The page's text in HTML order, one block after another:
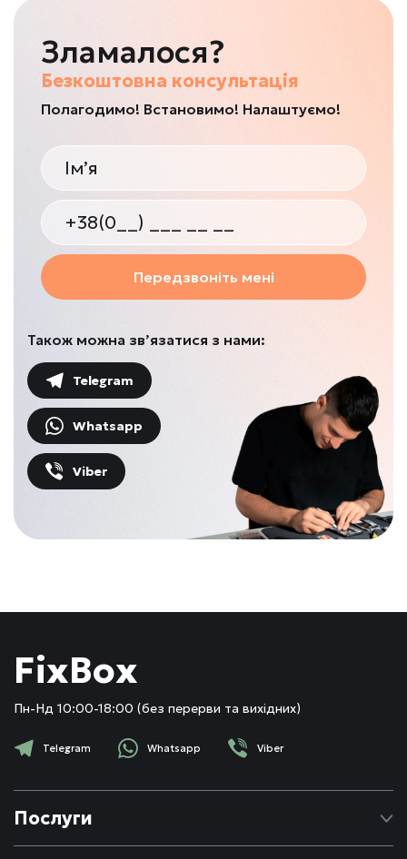
Зламалося?
Безкоштовна консультація
Полагодимо! Встановимо! Налаштуємо!
Передзвоніть мені
Також можна зв’язатися з нами:
Telegram
Whatsapp
Viber
FixBox
Пн-Нд 10:00-18:00 (без перерви та вихідних)
Telegram Whatsapp Viber
Послуги